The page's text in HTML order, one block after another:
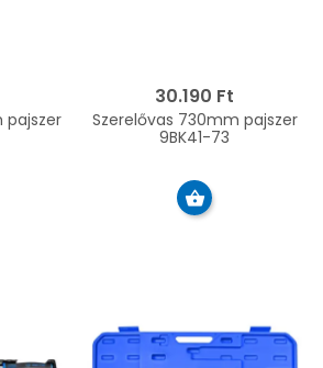
pajszer
30.190 Ft
Szerelővas 730mm pajszer
9BK41-73